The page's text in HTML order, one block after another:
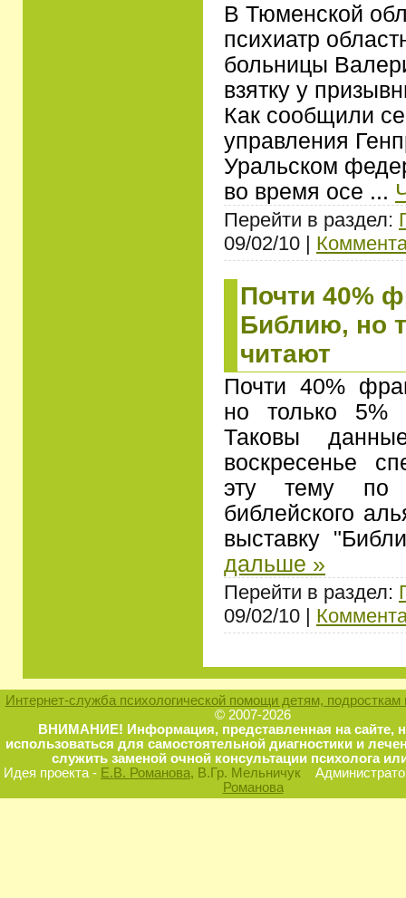
В Тюменской
психиатр
больницы
взятку у
Как сообщили
управления
Уральском
во время осе ...
Перейти в раздел:
09/02/10 |
Почти 40%
Библию, но
читают
Почти 40%
но только 5%
Таковы
воскресенье
эту тему по
библейского
выставку
дальше »
Перейти в раздел:
09/02/10 |
Интернет-служба психологической помощи детям, подросткам
© 2007-2026
ВНИМАНИЕ! Информация, представленная на сайте,
использоваться для самостоятельной диагностики и
служить заменой очной консультации психолога
Идея проекта - Е.В. Романова, В.Гр. Мельничук
Романова